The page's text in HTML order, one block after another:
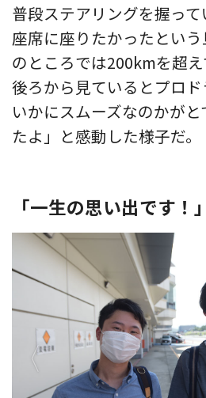
普段ステアリングを握っ
座席に座りたかったとい
のところでは200kmを超え
後ろから見ているとプロ
いかにスムーズなのかが
たよ」と感動した様子だ。
「一生の思い出です！」